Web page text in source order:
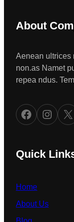
About
Aenean ultrices
non.as Namet
repea ndus.
Facebook Instagram X
Quick
Home
About Us